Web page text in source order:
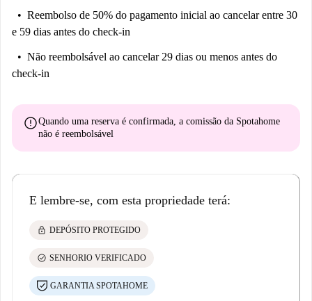
Reembolso de 50% do pagamento inicial ao cancelar entre 30
e 59 dias antes do check-in
Não reembolsável ao cancelar 29 dias ou menos antes do
check-in
errorQuando uma reserva é confirmada, a comissão da Spotahome
não é reembolsável
E lembre-se, com esta propriedade terá:
lock DEPÓSITO PROTEGIDO
check_circle SENHORIO VERIFICADO
GARANTIA SPOTAHOME